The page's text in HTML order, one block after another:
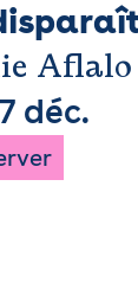
Aflalo
déc.